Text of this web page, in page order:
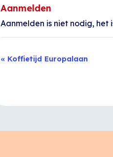
Aanmelden
Aanmelden is niet nodig, het
Evenement
« Koffietijd Europalaan